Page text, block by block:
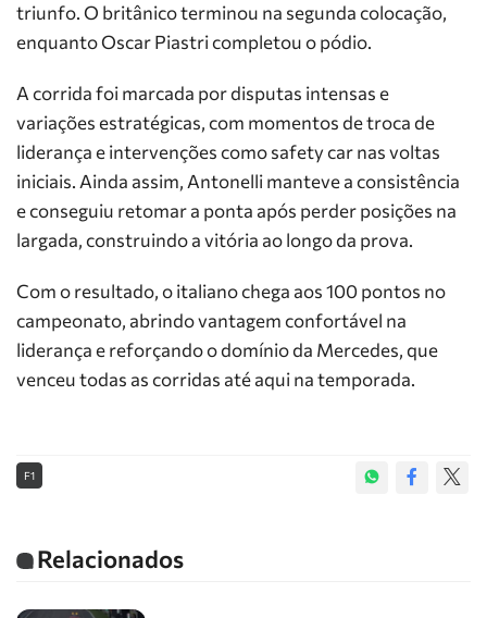
triunfo. O britânico terminou na segunda colocação,
enquanto Oscar Piastri completou o pódio.
A corrida foi marcada por disputas intensas e
variações estratégicas, com momentos de troca de
liderança e intervenções como safety car nas voltas
iniciais. Ainda assim, Antonelli manteve a consistência
e conseguiu retomar a ponta após perder posições na
largada, construindo a vitória ao longo da prova.
Com o resultado, o italiano chega aos 100 pontos no
campeonato, abrindo vantagem confortável na
liderança e reforçando o domínio da Mercedes, que
venceu todas as corridas até aqui na temporada.
F1
Relacionados